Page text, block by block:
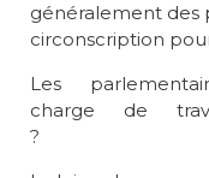
généralement des
circonscription
Les
charge de
?